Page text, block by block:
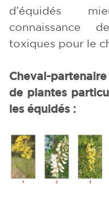
d’équidés
connaissance
toxiques pour le
Cheval-
de plantes
les équidés :